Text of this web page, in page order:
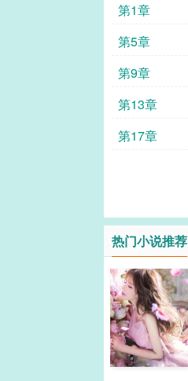
第1章
第5章
第9章
第13章
第17章
热门小说推荐